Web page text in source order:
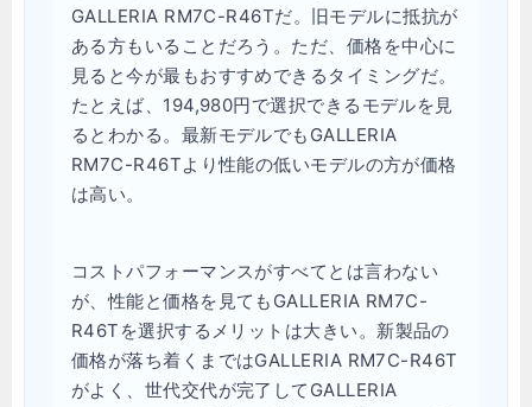
GALLERIA RM7C-R46Tだ。旧モデルに抵抗が
ある方もいることだろう。ただ、価格を中心に
見ると今が最もおすすめできるタイミングだ。
たとえば、194,980円で選択できるモデルを見
るとわかる。最新モデルでもGALLERIA
RM7C-R46Tより性能の低いモデルの方が価格
は高い。
コストパフォーマンスがすべてとは言わない
が、性能と価格を見てもGALLERIA RM7C-
R46Tを選択するメリットは大きい。新製品の
価格が落ち着くまではGALLERIA RM7C-R46T
がよく、世代交代が完了してGALLERIA